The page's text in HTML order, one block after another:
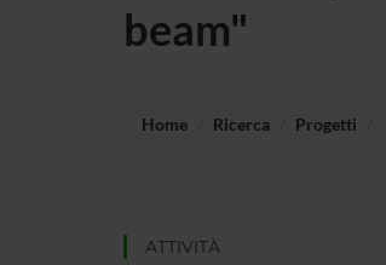
beam"
Home Ricerca Progetti
ATTIVITÀ